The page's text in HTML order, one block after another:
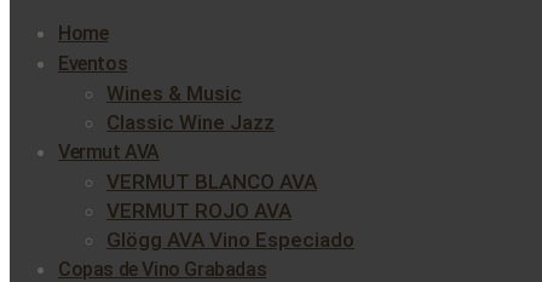
Home
Eventos
Wines & Music
Classic Wine Jazz
Vermut AVA
VERMUT BLANCO AVA
VERMUT ROJO AVA
Glögg AVA Vino Especiado
Copas de Vino Grabadas